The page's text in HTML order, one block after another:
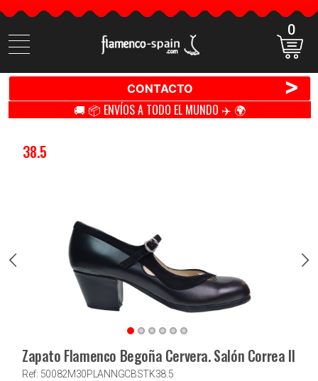
Buscar
productos
0
CONTACTO >
🚚 📦 ENVÍOS A TODO EL MUNDO ✈️ 🌍
38.5
Zapato Flamenco Begoña Cervera. Salón Correa II
Ref: 50082M30PLANNGCBSTK38.5